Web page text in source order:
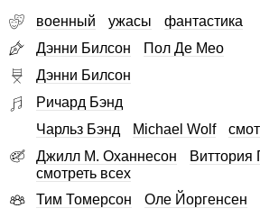
военный ужасы
фантастика
Дэнни Билсон
Пол Де Мео
Дэнни Билсон
Ричард Бэнд
Чарльз Бэнд
Michael Wolf
Джилл М. Оханнесон
Виттория
смотреть всех
Тим Томерсон
Оле Йоргенсен